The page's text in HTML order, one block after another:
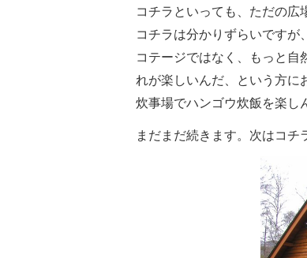
コチラといっても、ただの広
コチラは分かりずらいですが
コテージではなく、もっと自
れが楽しいんだ、という方に
炊事場でハンゴウ炊飯を楽し
まだまだ続きます。次はコチ